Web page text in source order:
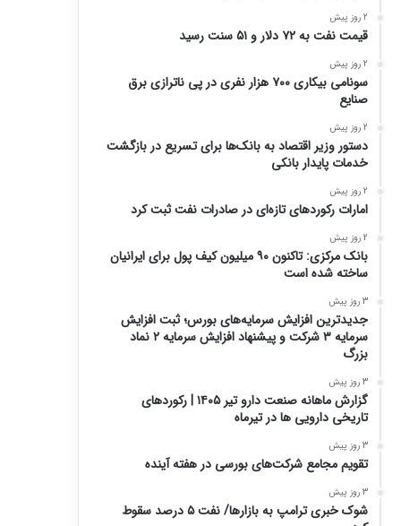
2 روز پیش
قیمت نفت به ۷۲ دلار و ۵۱ سنت رسید
2 روز پیش
سونامی بیکاری ۷۰۰ هزار نفری در پی ناترازی برق
صنایع
2 روز پیش
دستور وزیر اقتصاد به بانک‌ها برای تسریع در بازگشت
خدمات پایدار بانکی
2 روز پیش
امارات رکورد‌های تازه‌ای در صادرات نفت ثبت کرد
2 روز پیش
بانک مرکزی: تاکنون ۹۰ میلیون کیف پول برای ایرانیان
ساخته شده است
3 روز پیش
جدیدترین افزایش سرمایه‌های بورس؛ ثبت افزایش
سرمایه ۳ شرکت و پیشنهاد افزایش سرمایه ۲ نماد
بزرگ
3 روز پیش
گزارش ماهانه صنعت دارو تیر ۱۴۰۵ | رکوردهای
تاریخی دارویی ها در تیرماه
3 روز پیش
تقویم مجامع شرکت‌های بورسی در هفته آینده
3 روز پیش
شوک خبری ترامپ به بازارها/ نفت ۵ درصد سقوط